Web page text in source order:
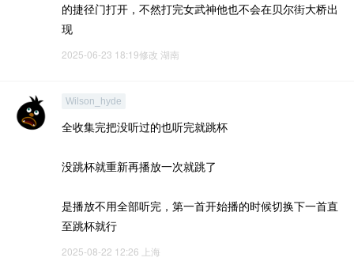
的捷径门打开，不然打完女武神他也不会在贝尔街大桥出
现
2025-06-23 18:19修改 湖南
Wilson_hyde
全收集完把没听过的也听完就跳杯
没跳杯就重新再播放一次就跳了
是播放不用全部听完，第一首开始播的时候切换下一首直
至跳杯就行
2025-08-22 12:26 上海